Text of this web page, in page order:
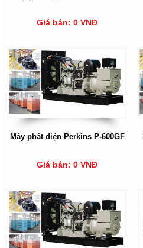
Giá bán: 0 VNĐ
Máy phát điện Perkins P-600GF
Giá bán: 0 VNĐ